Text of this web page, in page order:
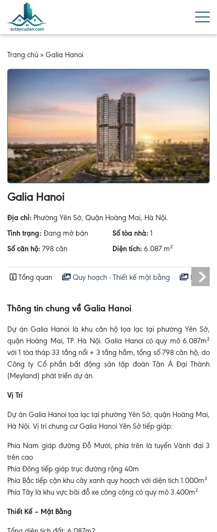
Trang chủ » Galia Hanoi
Galia Hanoi
Địa chỉ: Phường Yên Sở, Quận Hoàng Mai, Hà Nội.
Tình trạng: Đang mở bán Số tòa nhà: 1
Số căn hộ: 798 căn Diện tích: 6.087 m²
Tổng quan Quy hoạch - Thiết kế mặt bằng Hoạt
Thông tin chung về Galia Hanoi
Dự án Galia Hanoi là khu căn hộ tọa lạc tại phường Yên Sở,
quận Hoàng Mai, TP. Hà Nội. Galia Hanoi có quy mô 6.087m²
với 1 tòa tháp 33 tầng nổi + 3 tầng hầm, tổng số 798 căn hộ, do
Công ty Cổ phần bất động sản tập đoàn Tân Á Đại Thành
(Meyland) phát triển dự án
Vị Trí
Dự án Galia Hanoi tọa lạc tại phường Yên Sở, quận Hoàng Mai,
Hà Nội. Vị trí chung cư Galia Hanoi Yên Sở tiếp giáp:
Phía Nam giáp đường Đỗ Mười, phía trên là tuyến Vành đai 3
trên cao
Phía Đông tiếp giáp trục đường rộng 40m
Phía Bắc tiếp cận khu cây xanh quy hoạch với diện tích 1.000m²
Phía Tây là khu vực bãi đỗ xe công cộng có quy mô 3.400m²
Thiết Kế – Mặt Bằng